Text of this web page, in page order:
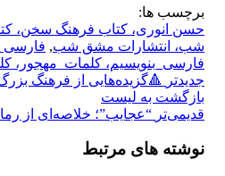
برچسب ها:
حسن انوری، کتاب فرهنگ سخن،
شب، انتشارات مشق شب,
فارسی_بنویسیم، کلمات_مهجور،
جدیدتر
🔺️گزیده‌هایی از فرهنگ
بازگشت بە لیست
قدیمی‌تر “عجایب”؛ خلاصه‌ای از
نوشته های مرتبط